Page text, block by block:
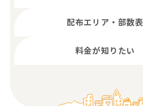
配布エリア・部数表
料金が知りたい